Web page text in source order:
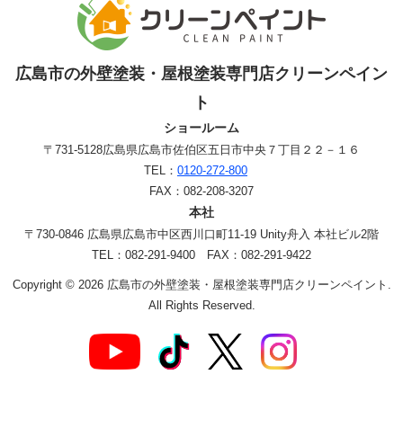
広島市の外壁塗装・屋根塗装専門店クリーンペイン
ト
ショールーム
〒731-5128広島県広島市佐伯区五日市中央７丁目２２－１６
TEL： 0120-272-800
FAX：082-208-3207
本社
〒730-0846 広島県広島市中区西川口町11-19 Unity舟入 本社ビル2階
TEL：082-291-9400 FAX：082-291-9422
Copyright © 2026 広島市の外壁塗装・屋根塗装専門店クリーンペイント.
All Rights Reserved.